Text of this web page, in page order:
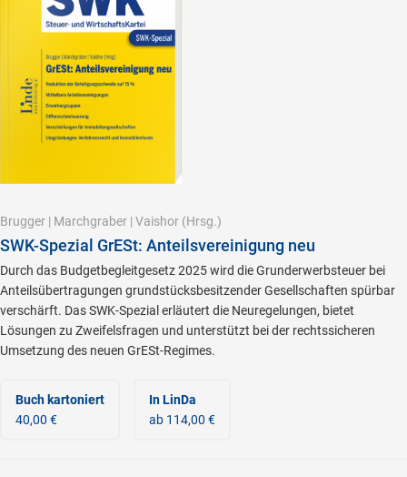
Brugger | Marchgraber | Vaishor (Hrsg.)
SWK-Spezial GrESt: Anteilsvereinigung neu
Durch das Budgetbegleitgesetz 2025 wird die Grunderwerbsteuer bei
Anteilsübertragungen grundstücksbesitzender Gesellschaften spürbar
verschärft. Das SWK-Spezial erläutert die Neuregelungen, bietet
Lösungen zu Zweifelsfragen und unterstützt bei der rechtssicheren
Umsetzung des neuen GrESt-Regimes.
Buch kartoniert
40,00 €
In LinDa
ab 114,00 €